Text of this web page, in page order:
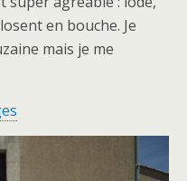
en bouche. Je
mais je me